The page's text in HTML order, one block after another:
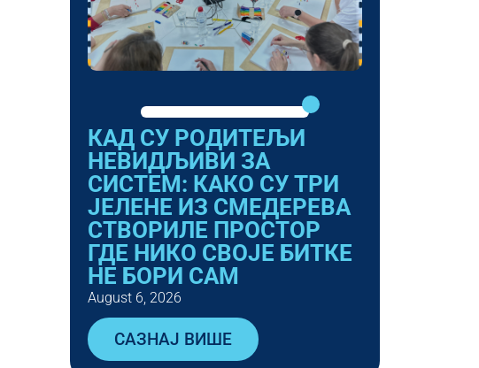
КАД СУ РОДИТЕЉИ
НЕВИДЉИВИ ЗА
СИСТЕМ: КАКО СУ ТРИ
ЈЕЛЕНЕ ИЗ СМЕДЕРЕВА
СТВОРИЛЕ ПРОСТОР
ГДЕ НИКО СВОЈЕ БИТКЕ
НЕ БОРИ САМ
August 6, 2026
САЗНАЈ ВИШЕ